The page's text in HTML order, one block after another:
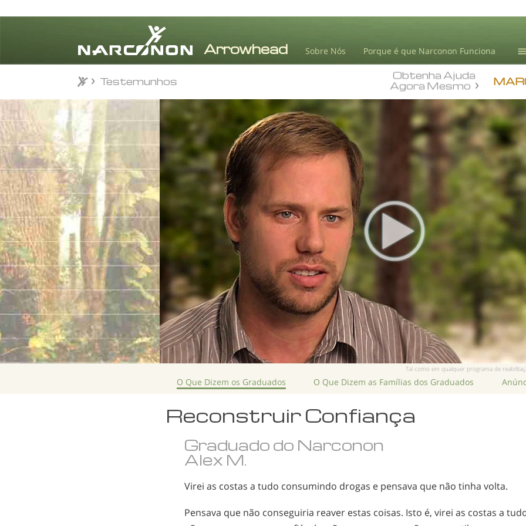
Sobre Nós Porque é que Narconon Funciona
⨯
Obtenha Ajuda
Agora Mesmo
Testemunhos
Tal como em qualquer programa de
O Que Dizem os Graduados O Que Dizem as Famílias dos Graduados
Reconstruir Confiança
Graduado do Narconon
Alex M.
Virei as costas a tudo consumindo drogas e pensava que não tinha volta.
Pensava que não conseguiria reaver estas coisas. Isto é, virei as costas a
Testemunhos